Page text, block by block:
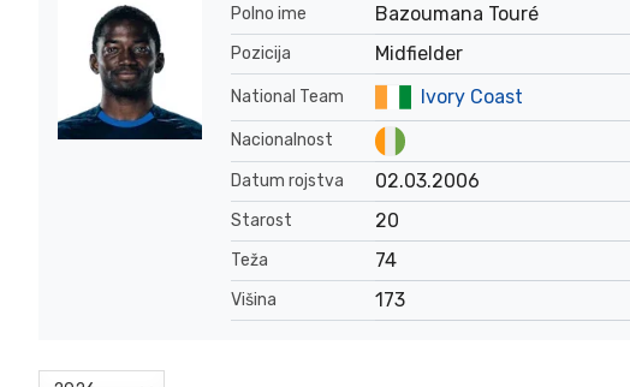
Polno ime Bazoumana Touré
Pozicija Midfielder
National Team Ivory Coast
Nacionalnost
Datum rojstva
02.03.2006
Starost 20
Teža 74
Višina 173